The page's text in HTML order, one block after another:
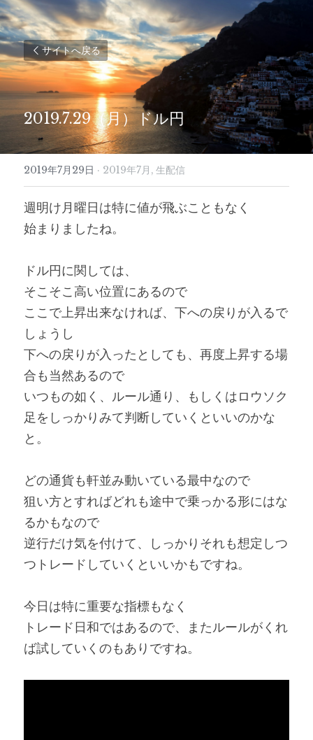
サイトへ戻る
2019.7.29（月）ドル円
2019年7月29日 · 2019年7月, 生配信
週明け月曜日は特に値が飛ぶこともなく
始まりましたね。
ドル円に関しては、
そこそこ高い位置にあるので
ここで上昇出来なければ、下への戻りが入るで
しょうし
下への戻りが入ったとしても、再度上昇する場
合も当然あるので
いつもの如く、ルール通り、もしくはロウソク
足をしっかりみて判断していくといいのかな
と。
どの通貨も軒並み動いている最中なので
狙い方とすればどれも途中で乗っかる形にはな
るかもなので
逆行だけ気を付けて、しっかりそれも想定しつ
つトレードしていくといいかもですね。
今日は特に重要な指標もなく
トレード日和ではあるので、またルールがくれ
ば試していくのもありですね。